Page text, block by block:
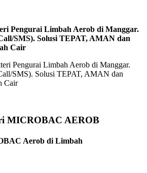
Pengurai Limbah Aerob di Manggar.
SMS). Solusi TEPAT, AMAN dan
Cair
MICROBAC AEROB
Aerob di Limbah